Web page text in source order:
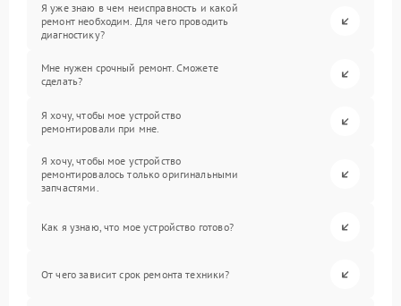
Я уже знаю в чем неисправность и какой
ремонт необходим. Для чего проводить
диагностику?
Мне нужен срочный ремонт. Сможете
сделать?
Я хочу, чтобы мое устройство
ремонтировали при мне.
Я хочу, чтобы мое устройство
ремонтировалось только оригинальными
запчастями.
Как я узнаю, что мое устройство готово?
От чего зависит срок ремонта техники?